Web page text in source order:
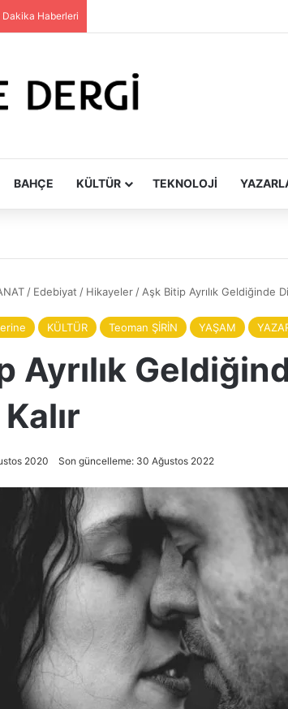
Dakika Haberleri
BAHÇE KÜLTÜR TEKNOLOJİ
/ Edebiyat / Hikayeler / Aşk Bitip Ayrılık Geldiğinde
KÜLTÜR Teoman ŞİRİN YAŞAM
Ayrılık
2020 Son güncelleme: 30 Ağustos 2022